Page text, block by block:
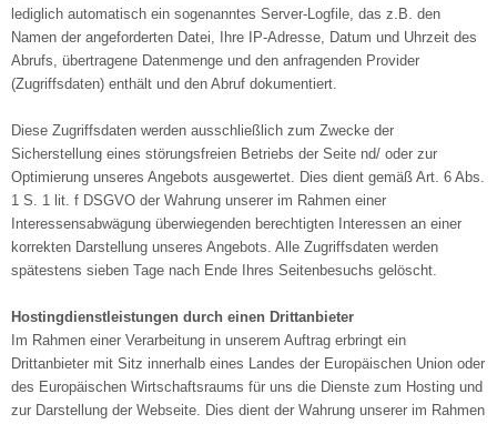
lediglich automatisch ein sogenanntes Server-Logfile, das z.B. den
Namen der angeforderten Datei, Ihre IP-Adresse, Datum und Uhrzeit des
Abrufs, übertragene Datenmenge und den anfragenden Provider
(Zugriffsdaten) enthält und den Abruf dokumentiert.
Diese Zugriffsdaten werden ausschließlich zum Zwecke der
Sicherstellung eines störungsfreien Betriebs der Seite nd/ oder zur
Optimierung unseres Angebots ausgewertet. Dies dient gemäß Art. 6 Abs.
1 S. 1 lit. f DSGVO der Wahrung unserer im Rahmen einer
Interessensabwägung überwiegenden berechtigten Interessen an einer
korrekten Darstellung unseres Angebots. Alle Zugriffsdaten werden
spätestens sieben Tage nach Ende Ihres Seitenbesuchs gelöscht.
Hostingdienstleistungen durch einen Drittanbieter
Im Rahmen einer Verarbeitung in unserem Auftrag erbringt ein
Drittanbieter mit Sitz innerhalb eines Landes der Europäischen Union oder
des Europäischen Wirtschaftsraums für uns die Dienste zum Hosting und
zur Darstellung der Webseite. Dies dient der Wahrung unserer im Rahmen